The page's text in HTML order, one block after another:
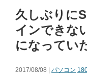
久しぶりに
インできな
になってい
2017/08/08 | パソコン